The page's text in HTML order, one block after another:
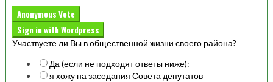
Anonymous Vote
Sign in with Wordpress
Участвуете ли Вы в общественной жизни своего района?
Да (если не подходят ответы ниже):
я хожу на заседания Совета депутатов